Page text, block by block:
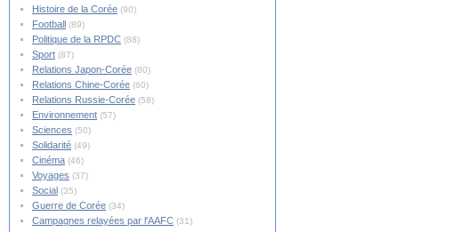
Histoire de la Corée (90)
Football (89)
Politique de la RPDC (88)
Sport (87)
Relations Japon-Corée (80)
Relations Chine-Corée (60)
Relations Russie-Corée (58)
Environnement (57)
Sciences (50)
Solidarité (49)
Cinéma (46)
Voyages (37)
Social (35)
Guerre de Corée (34)
Campagnes relayées par l'AAFC (31)